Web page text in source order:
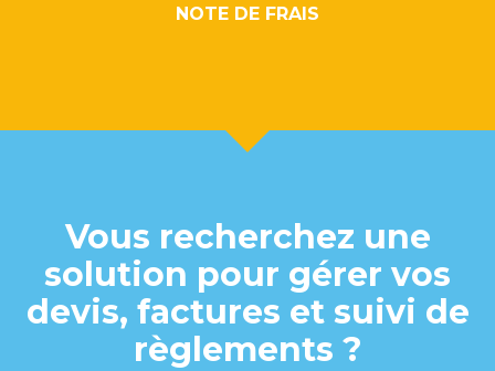
NOTE DE FRAIS
Vous recherchez une
solution pour gérer vos
devis, factures et suivi de
règlements ?